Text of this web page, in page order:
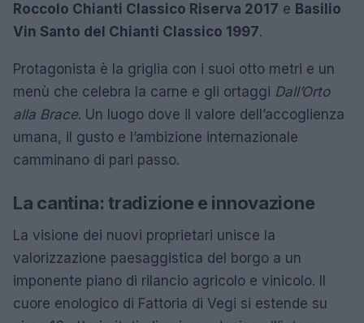
Roccolo Chianti Classico Riserva 2017 e Basilio
Vin Santo del Chianti Classico 1997.
Protagonista è la griglia con i suoi otto metri e un
menù che celebra la carne e gli ortaggi Dall’Orto
alla Brace. Un luogo dove il valore dell’accoglienza
umana, il gusto e l’ambizione internazionale
camminano di pari passo.
La cantina: tradizione e innovazione
La visione dei nuovi proprietari unisce la
valorizzazione paesaggistica del borgo a un
imponente piano di rilancio agricolo e vinicolo. Il
cuore enologico di Fattoria di Vegi si estende su